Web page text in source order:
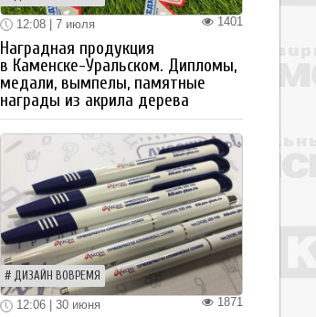
1401
12:08 | 7 июля
Наградная продукция
в Каменске-Уральском. Дипломы,
медали, вымпелы, памятные
награды из акрила дерева
ДИЗАЙН ВОВРЕМЯ
1871
12:06 | 30 июня